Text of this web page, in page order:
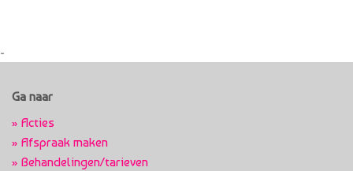
-
Ga naar
» Acties
» Afspraak maken
» Behandelingen/tarieven